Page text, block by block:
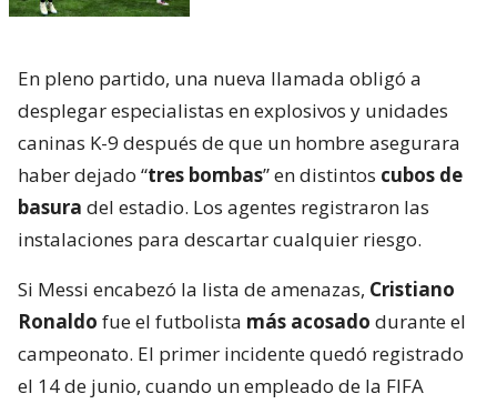
En pleno partido, una nueva llamada obligó a
desplegar especialistas en explosivos y unidades
caninas K-9 después de que un hombre asegurara
haber dejado “tres bombas” en distintos cubos de
basura del estadio. Los agentes registraron las
instalaciones para descartar cualquier riesgo.
Si Messi encabezó la lista de amenazas, Cristiano
Ronaldo fue el futbolista más acosado durante el
campeonato. El primer incidente quedó registrado
el 14 de junio, cuando un empleado de la FIFA